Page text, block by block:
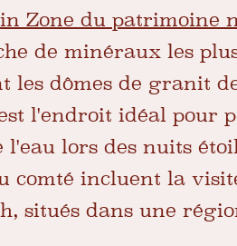
Zone du patrimoine
de minéraux les
les dômes de granit
l'endroit idéal pour
lors des nuits
comté incluent la
situés dans une